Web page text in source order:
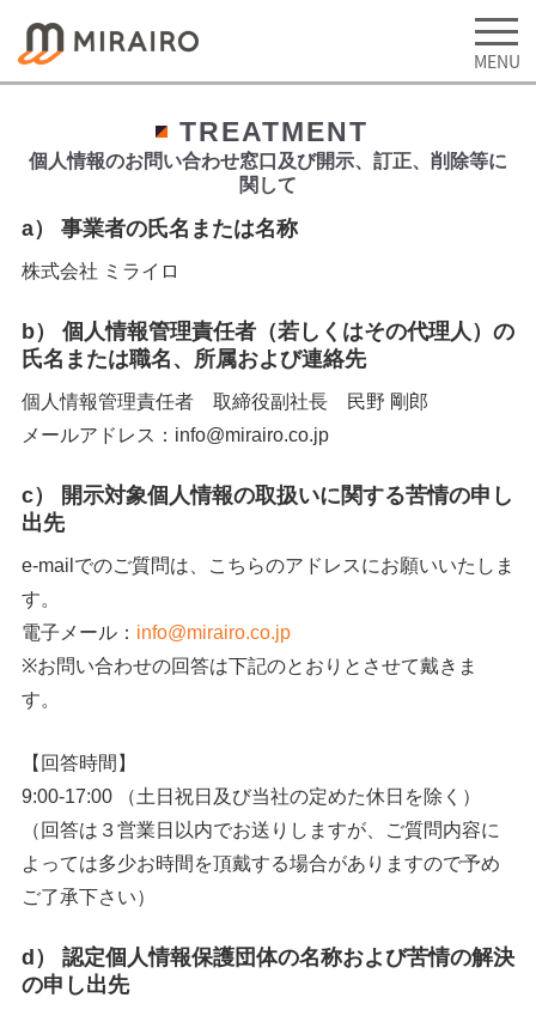
TREATMENT
個人情報のお問い合わせ窓口及び開示、訂正、削除等に
関して
a） 事業者の氏名または名称
株式会社 ミライロ
b） 個人情報管理責任者（若しくはその代理人）の
氏名または職名、所属および連絡先
個人情報管理責任者 取締役副社長 民野 剛郎
メールアドレス：info@mirairo.co.jp
c） 開示対象個人情報の取扱いに関する苦情の申し
出先
e-mailでのご質問は、こちらのアドレスにお願いいたしま
す。
電子メール： info@mirairo.co.jp
※お問い合わせの回答は下記のとおりとさせて戴きま
す。
【回答時間】
9:00-17:00 （土日祝日及び当社の定めた休日を除く）
（回答は３営業日以内でお送りしますが、ご質問内容に
よっては多少お時間を頂戴する場合がありますので予め
ご了承下さい）
d） 認定個人情報保護団体の名称および苦情の解決
の申し出先